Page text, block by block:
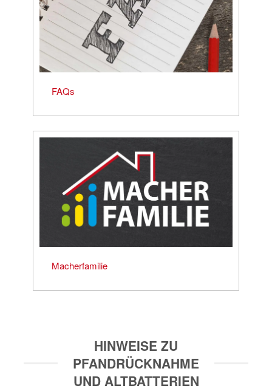
FAQs
Macherfamilie
HINWEISE ZU
PFANDRÜCKNAHME
UND ALTBATTERIEN